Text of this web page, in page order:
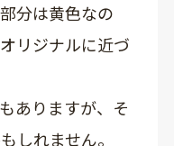
分は黄色なの
リジナルに近づ
ありますが、そ
しれません。